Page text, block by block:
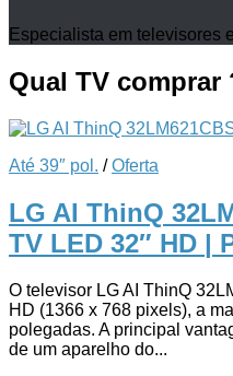
Especialista em televisores
Qual TV comprar
Até 39″ pol. /Oferta
LG AI ThinQ
TV LED 32″ HD |
O televisor LG AI ThinQ
HD (1366 x 768 pixels), a
polegadas. A principal
de um aparelho do...